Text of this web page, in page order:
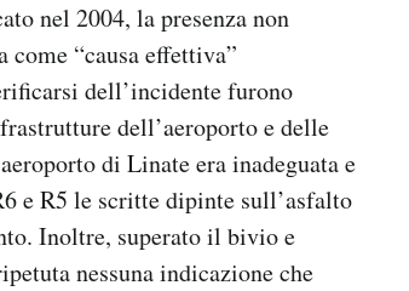
nel 2004, la presenza non
come “causa effettiva”
dell’incidente furono
dell’aeroporto e delle
di Linate era inadeguata e
e R5 le scritte dipinte sull’asfalto
Inoltre, superato il bivio e
nessuna indicazione che